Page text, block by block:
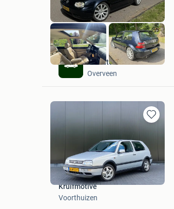
De Automediair
Overveen
Bewaren
Mijn
Favorieten
Kruifmotive
Voorthuizen